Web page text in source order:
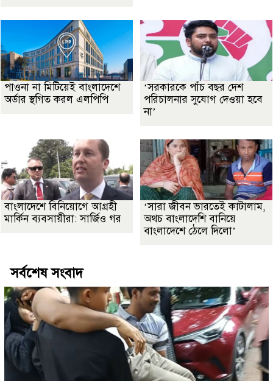
পাওনা না মিটিয়েই বাংলাদেশে
অর্ডার স্থগিত করল এলপিপি
‘সরকারকে পাঁচ বছর দেশ
পরিচালনার সুযোগ দেওয়া হবে
না’
বাংলাদেশে বিনিয়োগে আগ্রহী
মার্কিন ব্যবসায়ীরা: সার্জিও গর
‘সারা জীবন ভারতেই কাটালাম,
অথচ বাংলাদেশি বানিয়ে
বাংলাদেশে ঠেলে দিলো’
সর্বশেষ সংবাদ